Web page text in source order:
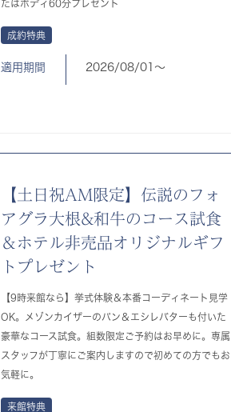
たはボディ60分プレゼント
成約特典
適用期間 2026/08/01〜
【土日祝AM限定】伝説のフォ
アグラ大根&和牛のコース試食
＆ホテル非売品オリジナルギフ
トプレゼント
【9時来館なら】挙式体験＆本番コーディネート見学
OK。メゾンカイザーのパン＆エシレバターも付いた
豪華なコース試食。組数限定ご予約はお早めに。専属
スタッフが丁寧にご案内しますので初めての方でもお
気軽に。
来館特典